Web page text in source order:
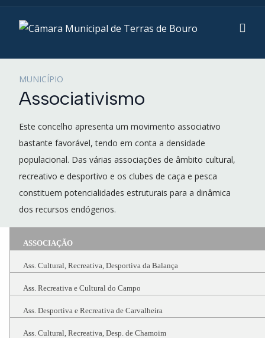
MUNICÍPIO
Associativismo
Este concelho apresenta um movimento associativo
bastante favorável, tendo em conta a densidade
populacional. Das várias associações de âmbito cultural,
recreativo e desportivo e os clubes de caça e pesca
constituem potencialidades estruturais para a dinâmica
dos recursos endógenos.
ASSOCIAÇÃO
Ass. Cultural, Recreativa, Desportiva da Balança
Ass. Recreativa e Cultural do Campo
Ass. Desportiva e Recreativa de Carvalheira
Ass. Cultural, Recreativa, Desp. de Chamoim